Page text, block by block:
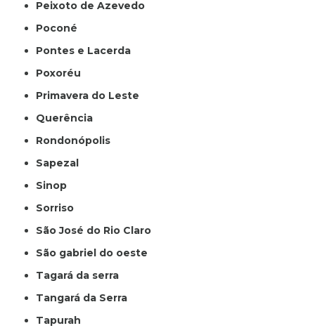
Peixoto de Azevedo
Poconé
Pontes e Lacerda
Poxoréu
Primavera do Leste
Querência
Rondonópolis
Sapezal
Sinop
Sorriso
São José do Rio Claro
São gabriel do oeste
Tagará da serra
Tangará da Serra
Tapurah